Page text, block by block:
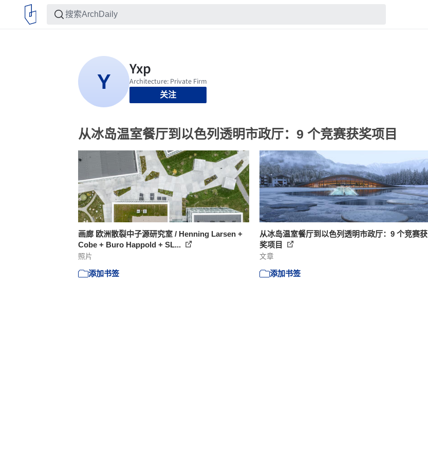
关注
从冰岛温室餐厅到以色列透明市政厅：9 个竞赛获奖项目
画廊 欧洲散裂中子源研究室 / Henning Larsen +
Cobe + Buro Happold + SL...
照片
添加书签
从冰岛温室餐厅到以色列透明市政厅：9 个竞赛获
奖项目
文章
添加书签